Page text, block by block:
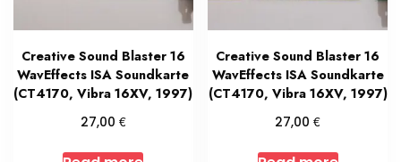
Creative Sound Blaster 16
WavEffects ISA Soundkarte
(CT4170, Vibra 16XV, 1997)
27,00 €
Creative Sound Blaster 16
WavEffects ISA Soundkarte
(CT4170, Vibra 16XV, 1997)
27,00€